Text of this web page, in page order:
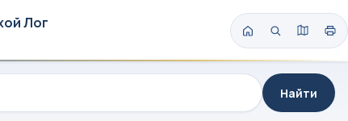
Лог
Найти